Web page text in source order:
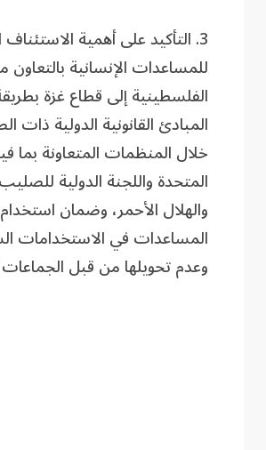
3. التأكيد على أهمية
للمساعدات الإنسانية
الفلسطينية إلى قطاع غزة
المبادئ القانونية الدولية ذات
خلال المنظمات المتعاونة بما
المتحدة واللجنة الدولية
والهلال الأحمر، وضمان
المساعدات في الاستخدامات
وعدم تحويلها من قبل